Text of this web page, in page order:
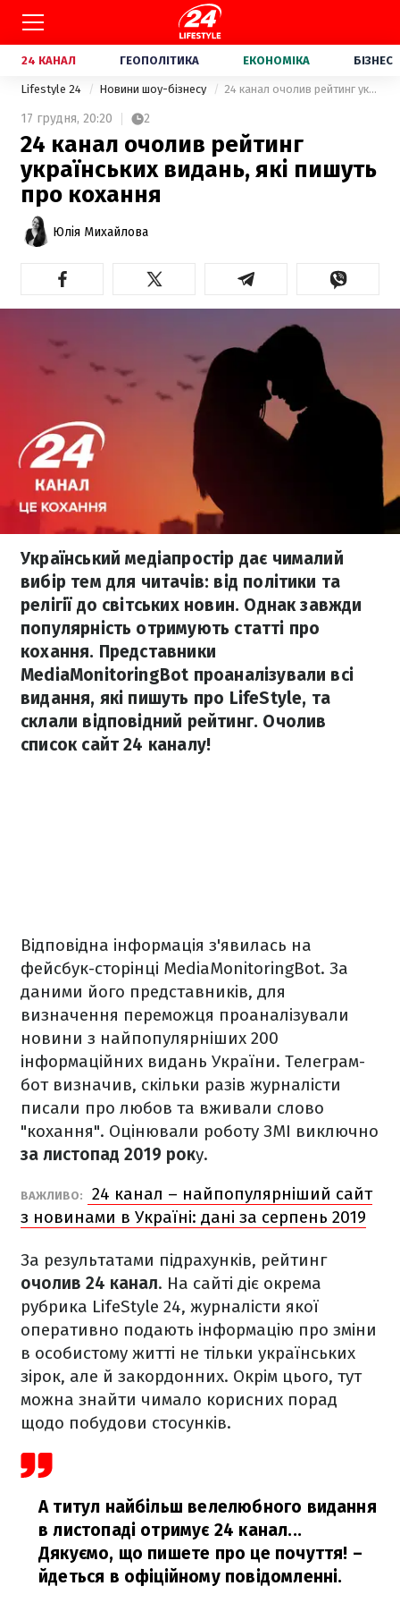
24 КАНАЛ ГЕОПОЛІТИКА ЕКОНОМІКА БІЗНЕС
Lifestyle 24 Новини шоу-бізнесу 24 канал очолив рейтинг українських видань, які пишуть про кохання
17 грудня, 20:20 2
24 канал очолив рейтинг
українських видань, які пишуть
про кохання
Юлія Михайлова
Український медіапростір дає чималий
вибір тем для читачів: від політики та
релігії до світських новин. Однак завжди
популярність отримують статті про
кохання. Представники
MediaMonitoringBot проаналізували всі
видання, які пишуть про LifeStyle, та
склали відповідний рейтинг. Очолив
список сайт 24 каналу!
Відповідна інформація з'явилась на
фейсбук-сторінці MediaMonitoringBot. За
даними його представників, для
визначення переможця проаналізували
новини з найпопулярніших 200
інформаційних видань України. Телеграм-
бот визначив, скільки разів журналісти
писали про любов та вживали слово
"кохання". Оцінювали роботу ЗМІ виключно
за листопад 2019 року.
ВАЖЛИВО:
24 канал – найпопулярніший сайт
з новинами в Україні: дані за серпень 2019
За результатами підрахунків, рейтинг
очолив 24 канал. На сайті діє окрема
рубрика LifeStyle 24, журналісти якої
оперативно подають інформацію про зміни
в особистому житті не тільки українських
зірок, але й закордонних. Окрім цього, тут
можна знайти чимало корисних порад
щодо побудови стосунків.
А титул найбільш велелюбного видання
в листопаді отримує 24 канал...
Дякуємо, що пишете про це почуття! –
йдеться в офіційному повідомленні.